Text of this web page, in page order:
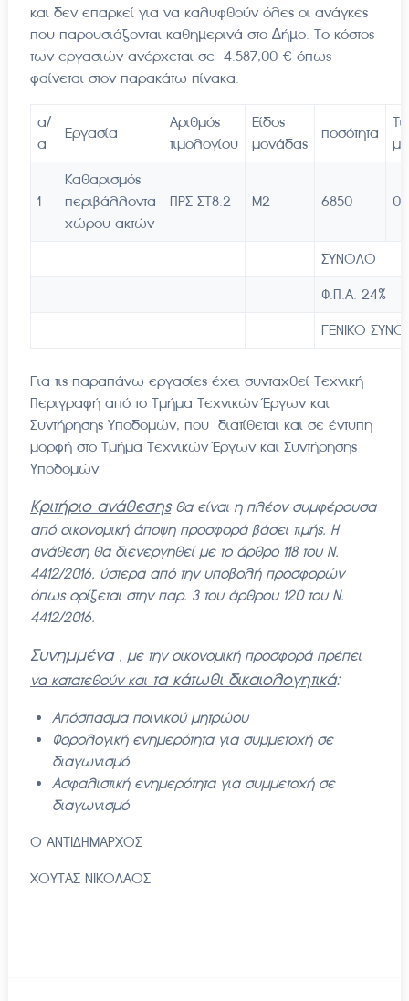
και δεν επαρκεί για να καλυφθούν όλες οι ανάγκες
που παρουσιάζονται καθηµερινά στο ∆ήµο. Το κόστος
των εργασιών ανέρχεται σε 4.587,00 € όπως
φαίνεται στον παρακάτω πίνακα.
α/
α
Εργασία
Αριθμός
τιμολογίου
Είδος
μονάδας
ποσότητα
1
Καθαρισμός
περιβάλλοντα
χώρου ακτών
ΠΡΣ ΣΤ8.2 M2 6850
ΣΥΝΟΛΟ
Φ.Π.Α. 24%
ΓΕΝΙΚΟ
Για τις παραπάνω εργασίες έχει συνταχθεί Τεχνική
Περιγραφή από το Τμήμα Τεχνικών Έργων και
Συντήρησης Υποδομών, που διατίθεται και σε έντυπη
μορφή στο Τμήμα Τεχνικών Έργων και Συντήρησης
Υποδομών
Κριτήριο ανάθεσης θα είναι η πλέον συμφέρουσα
από οικονομική άποψη προσφορά βάσει τιμής. Η
ανάθεση θα διενεργηθεί με το άρθρο 118 του Ν.
4412/2016, ύστερα από την υποβολή προσφορών
όπως ορίζεται στην παρ. 3 του άρθρου 120 του Ν.
4412/2016.
Συνημμένα , με την οικονομική προσφορά πρέπει
να κατατεθούν καιτα κάτωθι δικαιολογητικά:
Απόσπασμα ποινικού μητρώου
Φορολογική ενημερότητα για συμμετοχή σε
διαγωνισμό
Ασφαλιστική ενημερότητα για συμμετοχή σε
διαγωνισμό
Ο ΑΝΤΙΔΗΜΑΡΧΟΣ
ΧΟΥΤΑΣ ΝΙΚΟΛΑΟΣ